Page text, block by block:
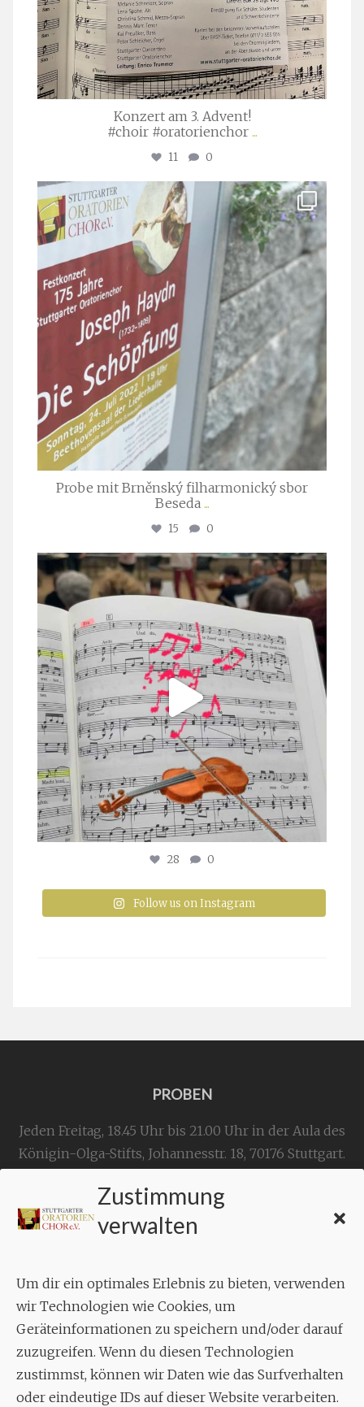
Zustimmung
verwalten
Um dir ein optimales Erlebnis zu bieten, verwenden
wir Technologien wie Cookies, um
Geräteinformationen zu speichern und/oder darauf
zuzugreifen. Wenn du diesen Technologien
zustimmst, können wir Daten wie das Surfverhalten
oder eindeutige IDs auf dieser Website verarbeiten.
Konzert am 3. Advent!
#choir #oratorienchor ...
11 0
stuttgarter_oratorienchor
Juli 23
Probe mit Brněnský filharmonický sbor
Beseda ...
15 0
stuttgarter_oratorienchor
Juli 23
28 0
Follow us on Instagram
PROBEN
Jeden Freitag, 18.45 Uhr bis 21.00 Uhr in der Aula des
Königin-Olga-Stifts, Johannesstr. 18, 70176 Stuttgart.
KONTAKT
Geschäftsstelle:
Aixheimer Str. 18
70619 Stuttgart
MUSIK
Musikalischer Leiter: